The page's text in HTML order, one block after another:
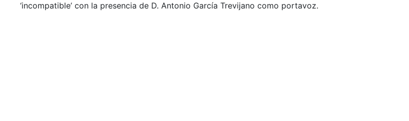
‘incompatible’ con la presencia de D. Antonio García Trevijano como portavoz.